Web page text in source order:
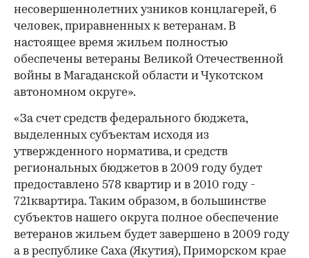
несовершеннолетних узников концлагерей, 6
человек, приравненных к ветеранам. В
настоящее время жильем полностью
обеспечены ветераны Великой Отечественной
войны в Магаданской области и Чукотском
автономном округе».
«За счет средств федерального бюджета,
выделенных субъектам исходя из
утвержденного норматива, и средств
региональных бюджетов в 2009 году будет
предоставлено 578 квартир и в 2010 году -
721квартира. Таким образом, в большинстве
субъектов нашего округа полное обеспечение
ветеранов жильем будет завершено в 2009 году
а в республике Саха (Якутия), Приморском крае